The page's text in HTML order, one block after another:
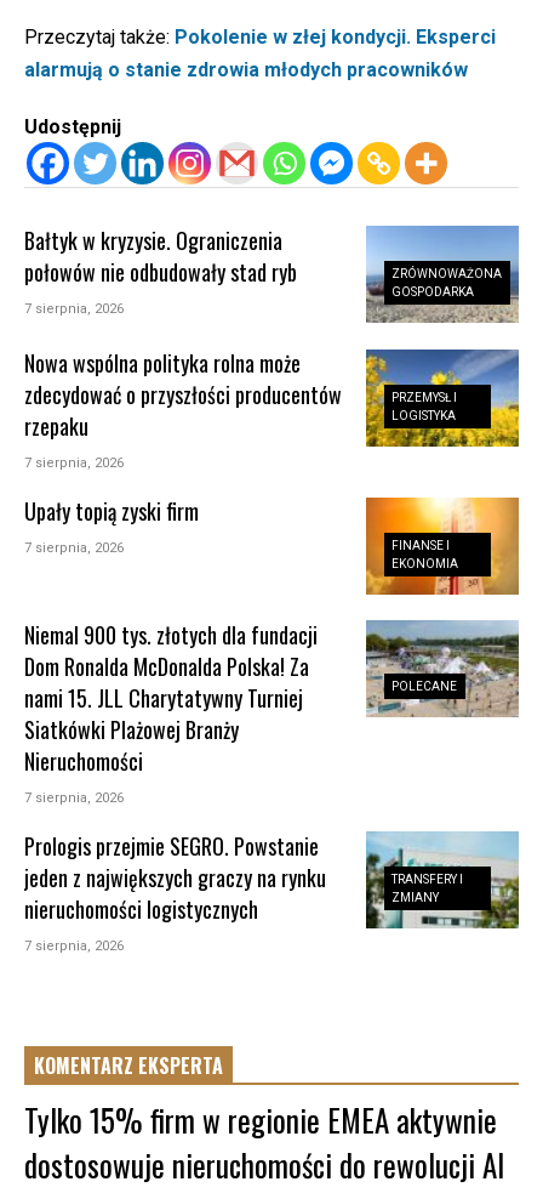
Przeczytaj także: Pokolenie w złej kondycji. Eksperci
alarmują o stanie zdrowia młodych pracowników
Udostępnij
ZRÓWNOWAŻONA
GOSPODARKA
Bałtyk w kryzysie. Ograniczenia
połowów nie odbudowały stad ryb
7 sierpnia, 2026
PRZEMYSŁ I
LOGISTYKA
Nowa wspólna polityka rolna może
zdecydować o przyszłości producentów
rzepaku
7 sierpnia, 2026
FINANSE I
EKONOMIA
Upały topią zyski firm
7 sierpnia, 2026
POLECANE
Niemal 900 tys. złotych dla fundacji
Dom Ronalda McDonalda Polska! Za
nami 15. JLL Charytatywny Turniej
Siatkówki Plażowej Branży
Nieruchomości
7 sierpnia, 2026
TRANSFERY I
ZMIANY
Prologis przejmie SEGRO. Powstanie
jeden z największych graczy na rynku
nieruchomości logistycznych
7 sierpnia, 2026
KOMENTARZ EKSPERTA
Tylko 15% firm w regionie EMEA aktywnie
dostosowuje nieruchomości do rewolucji AI